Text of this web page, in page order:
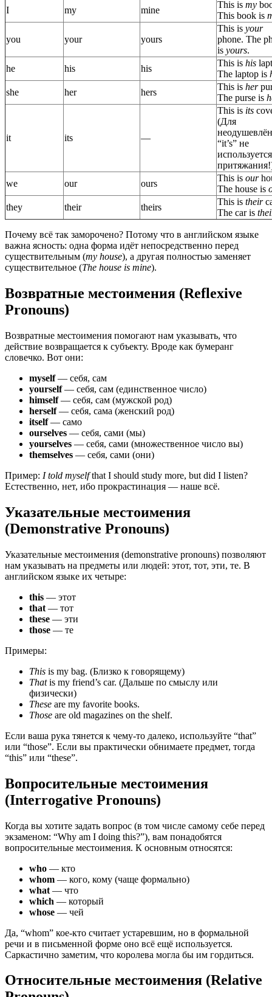
I my mine
This is my
This book is
you your yours
This is your
phone. The
is yours.
he
his his
This is his
The laptop is
she
her hers
This is her
The purse is
it its —
This is its
(Для
“it’s” не
we
our ours
This is our
The house is
they
their theirs
This is their
The car is
Почему всё так заморочено? Потому что в английском языке
важна ясность: одна форма идёт непосредственно перед
существительным (my house), а другая полностью заменяет
существительное (The house is mine).
Возвратные местоимения (Reflexive
Pronouns)
Возвратные местоимения помогают нам указывать, что
действие возвращается к субъекту. Вроде как бумеранг
словечко. Вот они:
myself— себя, сам
yourself— себя, сам (единственное число)
himself— себя, сам (мужской род)
herself— себя, сама (женский род)
itself— само
ourselves — себя, сами (мы)
yourselves — себя, сами (множественное число вы)
themselves — себя, сами (они)
Пример: I told myselfthat I should study more, but did I listen?
Естественно, нет, ибо прокрастинация — наше всё.
Указательные местоимения
(Demonstrative Pronouns)
Указательные местоимения (demonstrative pronouns) позволяют
нам указывать на предметы или людей: этот, тот, эти, те. В
английском языке их четыре:
this — этот
that — тот
these — эти
those — те
Примеры:
This is my bag. (Близко к говорящему)
Thatis my friend’s car. (Дальше по смыслу или
физически)
These are my favorite books.
Those are old magazines on the shelf.
Если ваша рука тянется к чему-то далеко, используйте “that”
или “those”. Если вы практически обнимаете предмет, тогда
“this” или “these”.
Вопросительные местоимения
(Interrogative Pronouns)
Когда вы хотите задать вопрос (в том числе самому себе перед
экзаменом: “Why am I doing this?”), вам понадобятся
вопросительные местоимения. К основным относятся:
who — кто
whom — кого, кому (чаще формально)
what — что
which — который
whose — чей
Да, “whom” кое-кто считает устаревшим, но в формальной
речи и в письменной форме оно всё ещё используется.
Саркастично заметим, что королева могла бы им гордиться.
Относительные местоимения (Relative